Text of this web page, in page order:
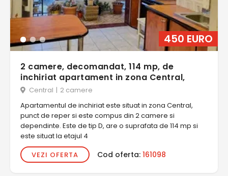
450 EURO
2 camere, decomandat, 114 mp, de
inchiriat apartament in zona Central,
Central | 2 camere
Apartamentul de inchiriat este situat in zona Central,
punct de reper si este compus din 2 camere si
dependinte. Este de tip D, are o suprafata de 114 mp si
este situat la etajul 4
VEZI OFERTA
Cod oferta: 161098